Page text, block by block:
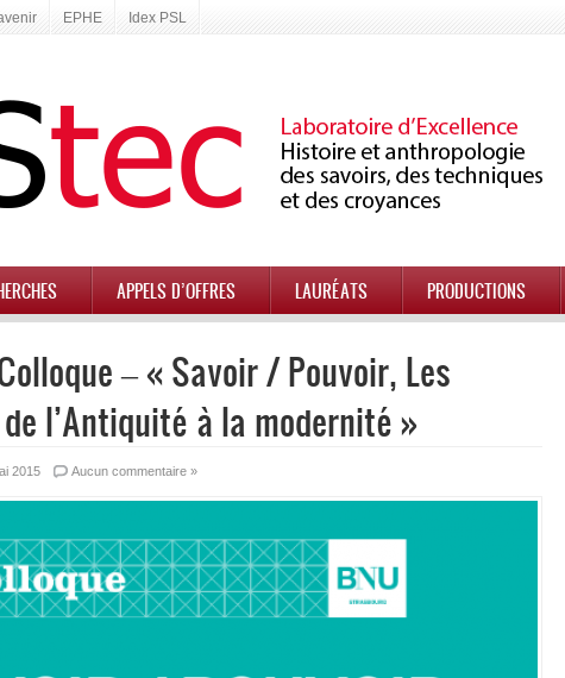
EPHE Idex PSL
APPELS D’OFFRES LAURÉATS PRODUCTIONS
– « Savoir / Pouvoir, Les
l’Antiquité à la modernité »
2015 Aucun commentaire »